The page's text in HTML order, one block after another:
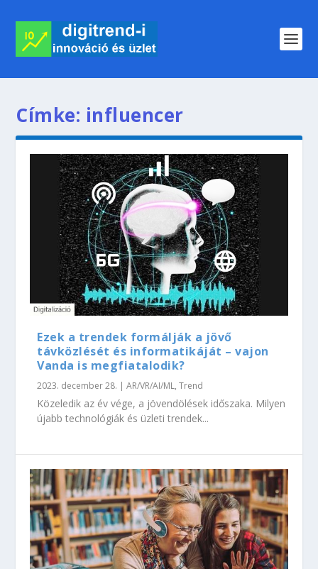
Címke: influencer
Ezek a trendek formálják a jövő
távközlését és informatikáját – vajon
Vanda is megfiatalodik?
2023. december 28. |AR/VR/AI/ML,Trend
Közeledik az év vége, a jövendölések időszaka. Milyen
újabb technológiák és üzleti trendek...